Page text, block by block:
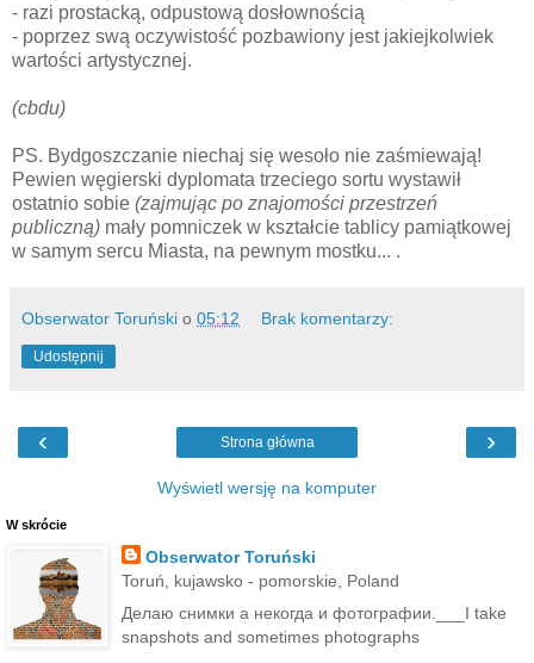
- razi prostacką, odpustową dosłownością
- poprzez swą oczywistość pozbawiony jest jakiejkolwiek
wartości artystycznej.
(cbdu)
PS. Bydgoszczanie niechaj się wesoło nie zaśmiewają!
Pewien węgierski dyplomata trzeciego sortu wystawił
ostatnio sobie (zajmując po znajomości przestrzeń
publiczną) mały pomniczek w kształcie tablicy pamiątkowej
w samym sercu Miasta, na pewnym mostku... .
Obserwator Toruński o 05:12 Brak komentarzy:
Udostępnij
‹ ›
Strona główna
Wyświetl wersję na komputer
W skrócie
Obserwator Toruński
Toruń, kujawsko - pomorskie, Poland
Делаю снимки а некогда и фотографии.___I take
snapshots and sometimes photographs